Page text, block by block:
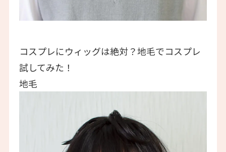
コスプレにウィッグは絶対？地毛でコスプレ
試してみた！
地毛